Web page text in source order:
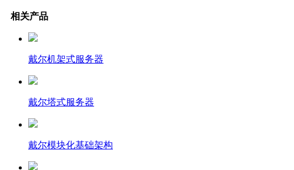
相关产品
戴尔机架式服务器
戴尔塔式服务器
戴尔模块化基础架构